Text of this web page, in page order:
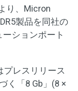
り、Micron
製品を同社の
ションポート
プレスリリース
く「8 Gb」(8 ×